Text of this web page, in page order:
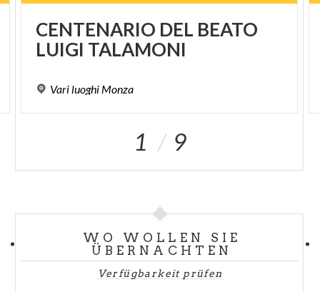
CENTENARIO DEL BEATO
LUIGI TALAMONI
Variluoghi Monza
1 9
WO WOLLEN SIE
ÜBERNACHTEN
Verfügbarkeit prüfen